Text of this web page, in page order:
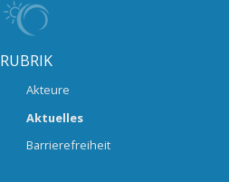
RUBRIK
Akteure
Aktuelles
Barrierefreiheit